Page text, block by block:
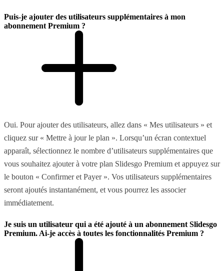
Puis-je ajouter des utilisateurs supplémentaires à mon
abonnement Premium ?
Oui. Pour ajouter des utilisateurs, allez dans « Mes utilisateurs » et
cliquez sur « Mettre à jour le plan ». Lorsqu’un écran contextuel
apparaît, sélectionnez le nombre d’utilisateurs supplémentaires que
vous souhaitez ajouter à votre plan Slidesgo Premium et appuyez sur
le bouton « Confirmer et Payer ». Vos utilisateurs supplémentaires
seront ajoutés instantanément, et vous pourrez les associer
immédiatement.
Je suis un utilisateur qui a été ajouté à un abonnement Slidesgo
Premium. Ai-je accès à toutes les fonctionnalités Premium ?